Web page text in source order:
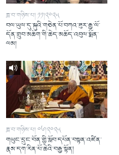
ཟླ་བ་གཉིས་པ། ༡༡།༢༠༢༥
བལ་ཡུལ་དུ་སྐུའི་གཅེན་པོ་བཀའ་ཟུར་རྒྱ་ལོ་
དོན་གྲུབ་མཆོག་གི་ཆེད་མཆོད་འབུལ་སྨོན་
ལམ།
ཟླ་བ་གཉིས་པ། ༠༦།༢༠༢༥
གཡུང་དྲུང་བོན་གྱི་སློབ་དཔོན་བསྟན་འཛིན་
རྣམ་དག་རིན་པོ་ཆེའི་བརྒྱ་སྟོན།